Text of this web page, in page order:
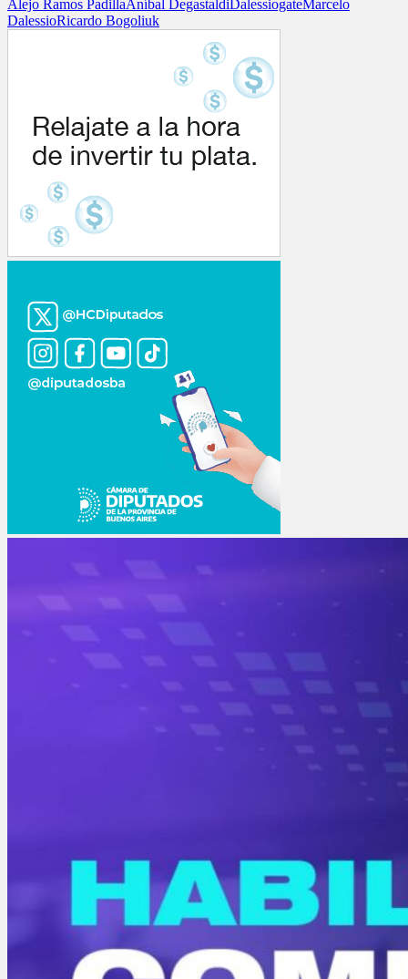
Alejo Ramos PadillaAníbal Degastaldi DalessiogateMarcelo
DalessioRicardo Bogoliuk